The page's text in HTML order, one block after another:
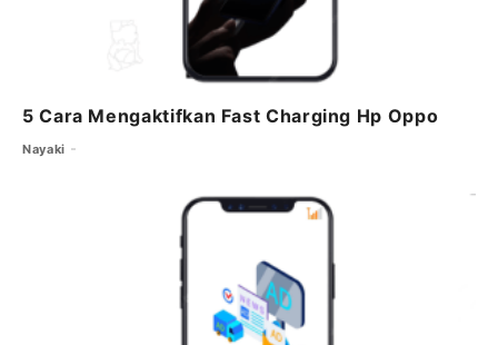
5 Cara Mengaktifkan Fast Charging Hp Oppo
Nayaki